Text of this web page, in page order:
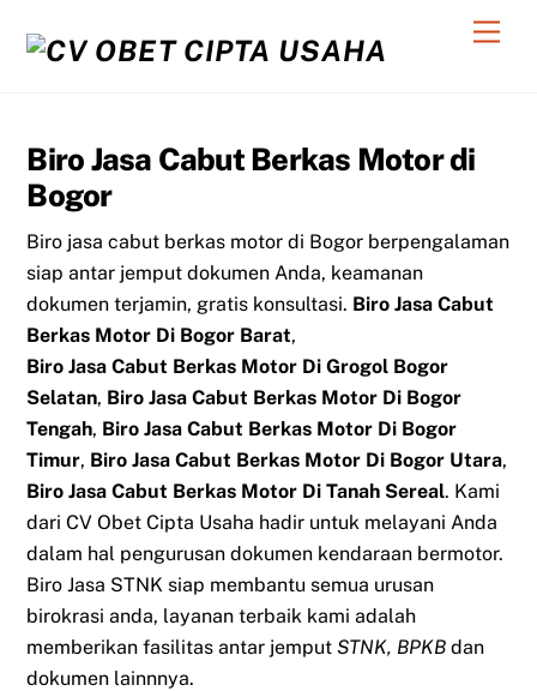
Biro Jasa Cabut Berkas Motor di
Bogor
Biro jasa cabut berkas motor di Bogor berpengalaman
siap antar jemput dokumen Anda, keamanan
dokumen terjamin, gratis konsultasi. Biro Jasa Cabut
Berkas Motor Di Bogor Barat,
Biro Jasa Cabut Berkas Motor Di Grogol Bogor
Selatan, Biro Jasa Cabut Berkas Motor Di Bogor
Tengah, Biro Jasa Cabut Berkas Motor Di Bogor
Timur, Biro Jasa Cabut Berkas Motor Di Bogor Utara,
Biro Jasa Cabut Berkas Motor Di Tanah Sereal. Kami
dari CV Obet Cipta Usaha hadir untuk melayani Anda
dalam hal pengurusan dokumen kendaraan bermotor.
Biro Jasa STNK siap membantu semua urusan
birokrasi anda, layanan terbaik kami adalah
memberikan fasilitas antar jemputSTNK, BPKB dan
dokumen lainnnya.